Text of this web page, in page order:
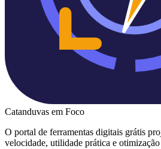
Catanduvas em Foco
O portal de ferramentas digitais grátis
velocidade, utilidade prática e